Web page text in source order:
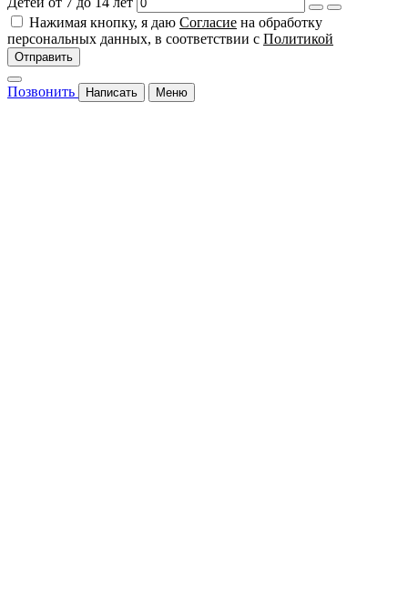
Нажимая кнопку, я даю Согласие на обработку
персональных данных, в соответствии с Политикой
Отправить
Позвонить Написать Меню